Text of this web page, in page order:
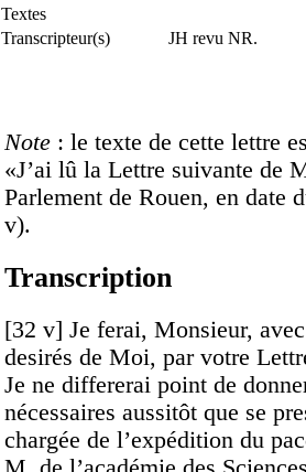
Textes
Transcripteur(s)
JH revu NR.
Note : le texte de cette lettre
J’ai lû la Lettre suivante de
Parlement de Rouen, en date
v).
Transcription
[32 v] Je ferai, Monsieur,
desirés de Moi, par votre
Je ne differerai point de
nécessaires aussitôt que se
chargée de l’expédition du